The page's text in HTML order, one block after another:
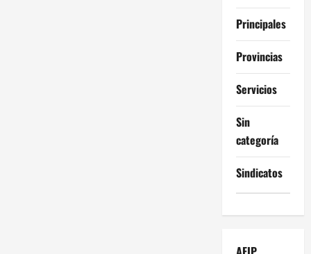
Principales
Provincias
Servicios
Sin
categoría
Sindicatos